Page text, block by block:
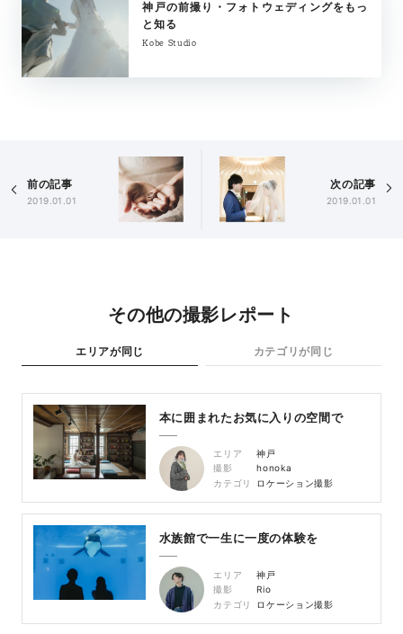
神戸の前撮り・フォトウェディングをもっ
と知る
Kobe Studio
前の記事
2019.01.01
次の記事
2019.01.01
その他の撮影レポート
エリアが同じ カテゴリが同じ
本に囲まれたお気に入りの空間で
エリア
神戸
撮影
honoka
カテゴリ
ロケーション撮影
水族館で一生に一度の体験を
エリア
神戸
撮影
Rio
カテゴリ
ロケーション撮影